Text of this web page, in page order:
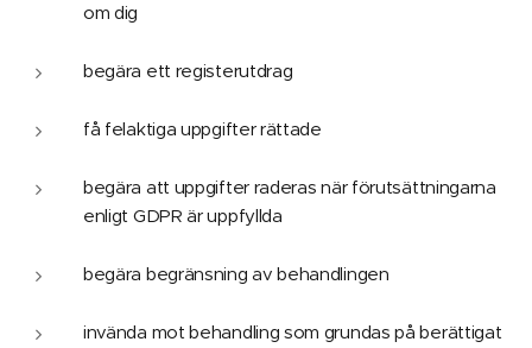
om dig
begära ett registerutdrag
få felaktiga uppgifter rättade
begära att uppgifter raderas när förutsättningarna
enligt GDPR är uppfyllda
begära begränsning av behandlingen
invända mot behandling som grundas på berättigat